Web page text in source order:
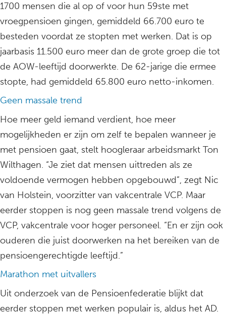
1700 mensen die al op of voor hun 59ste met
vroegpensioen gingen, gemiddeld 66.700 euro te
besteden voordat ze stopten met werken. Dat is op
jaarbasis 11.500 euro meer dan de grote groep die tot
de AOW-leeftijd doorwerkte. De 62-jarige die ermee
stopte, had gemiddeld 65.800 euro netto-inkomen.
Geen massale trend
Hoe meer geld iemand verdient, hoe meer
mogelijkheden er zijn om zelf te bepalen wanneer je
met pensioen gaat, stelt hoogleraar arbeidsmarkt Ton
Wilthagen. “Je ziet dat mensen uittreden als ze
voldoende vermogen hebben opgebouwd”, zegt Nic
van Holstein, voorzitter van vakcentrale VCP. Maar
eerder stoppen is nog geen massale trend volgens de
VCP, vakcentrale voor hoger personeel. “En er zijn ook
ouderen die juist doorwerken na het bereiken van de
pensioengerechtigde leeftijd.”
Marathon met uitvallers
Uit onderzoek van de Pensioenfederatie blijkt dat
eerder stoppen met werken populair is, aldus het AD.